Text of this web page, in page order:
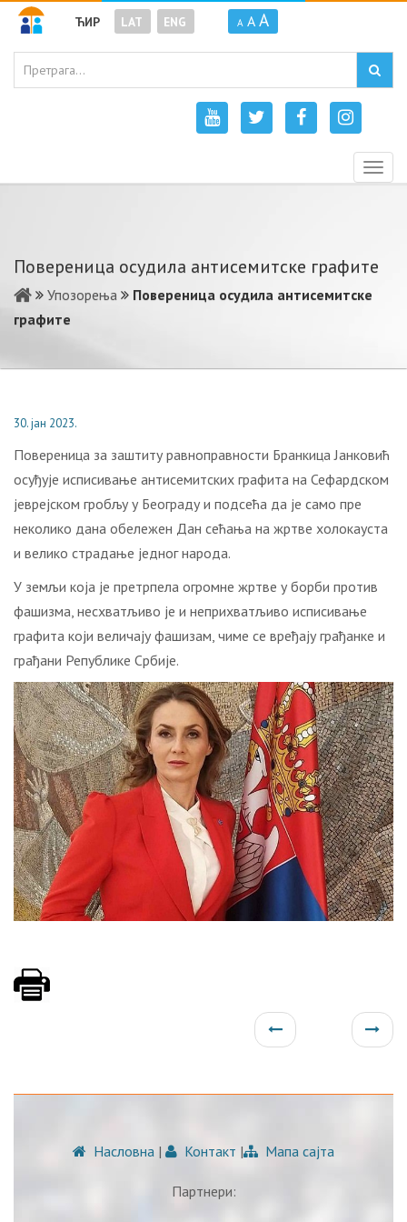
ЋИР LAT ENG A A A
Повереница осудила антисемитске графите
Упозорења
Повереница осудила антисемитске
графите
30. јан 2023.
Повереница за заштиту равноправности Бранкица Јанковић
осуђује исписивање антисемитских графита на Сефардском
јеврејском гробљу у Београду и подсећа да је само пре
неколико дана обележен Дан сећања на жртве холокауста
и велико страдање једног народа.
У земљи која је претрпела огромне жртве у борби против
фашизма, несхватљиво је и неприхватљиво исписивање
графита који величају фашизам, чиме се вређају грађанке и
грађани Републике Србије.
Насловна | Контакт | Мапа сајта
Партнери: